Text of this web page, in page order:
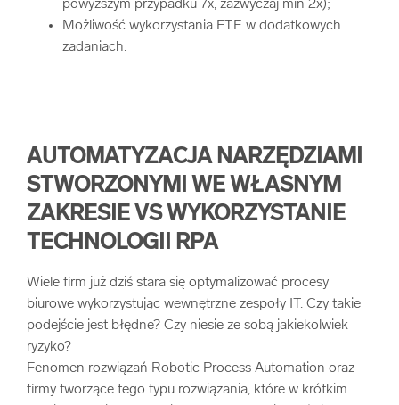
powyższym przypadku 7x, zazwyczaj min 2x);
Możliwość wykorzystania FTE w dodatkowych
zadaniach.
AUTOMATYZACJA NARZĘDZIAMI
STWORZONYMI WE WŁASNYM
ZAKRESIE VS WYKORZYSTANIE
TECHNOLOGII RPA
Wiele firm już dziś stara się optymalizować procesy
biurowe wykorzystując wewnętrzne zespoły IT. Czy takie
podejście jest błędne? Czy niesie ze sobą jakiekolwiek
ryzyko?
Fenomen rozwiązań Robotic Process Automation oraz
firmy tworzące tego typu rozwiązania, które w krótkim